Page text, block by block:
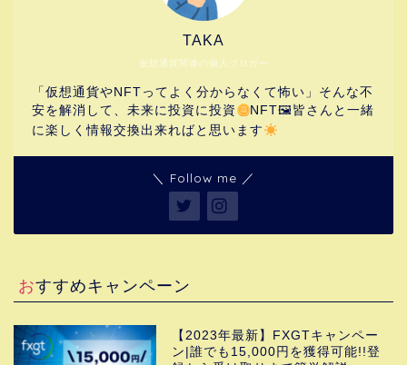
仮想通貨関連の個人ブロガー
TAKA
「仮想通貨やNFTってよく分からなくて怖い」そんな不
安を解消して、未来に投資に投資
NFT🖼皆さんと一緒
に楽しく情報交換出来ればと思います
＼ Follow me ／
おすすめキャンペーン
【2023年最新】FXGTキャンペー
ン|誰でも15,000円を獲得可能!!登
コインチェック
マーケットアップデート